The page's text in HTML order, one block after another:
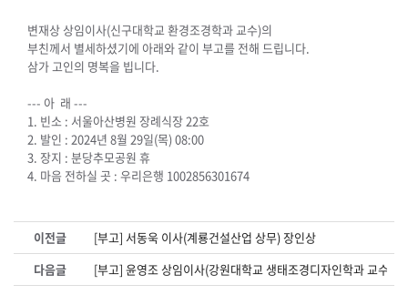
변재상 상임이사(신구대학교 환경조경학과 교수)의
부친께서 별세하셨기에 아래와 같이 부고를 전해 드립니다.
삼가 고인의 명복을 빕니다.
--- 아 래 ---
1. 빈소 : 서울아산병원 장례식장 22호
2. 발인 : 2024년 8월 29일(목) 08:00
3. 장지 : 분당추모공원 휴
4. 마음 전하실 곳 : 우리은행 1002856301674
이전글
[부고] 서동욱 이사(계룡건설산업 상무) 장인상
다음글
[부고] 윤영조 상임이사(강원대학교 생태조경디자인학과 교수)